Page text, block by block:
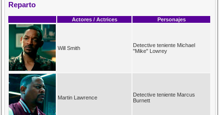
Reparto
Actores / Actrices Personajes
Will Smith
Detective teniente Michael
"Mike" Lowrey
Martin Lawrence
Detective teniente Marcus
Burnett